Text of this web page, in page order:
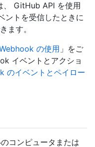
、 GitHub API を使用
トを受信したときに
ます。
の使用 」をご
イベントとアクショ
のイベントとペイロー
コンピュータまたは